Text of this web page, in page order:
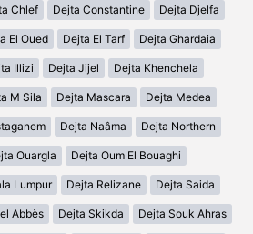
Chlef Dejta Constantine Dejta Djelfa
El Oued Dejta El Tarf Dejta Ghardaia
Illizi Dejta Jijel Dejta Khenchela
M Sila Dejta Mascara Dejta Medea
Dejta Naâma Dejta Northern
Ouargla Dejta Oum El Bouaghi
Lumpur Dejta Relizane Dejta Saida
Abbès Dejta Skikda Dejta Souk Ahras